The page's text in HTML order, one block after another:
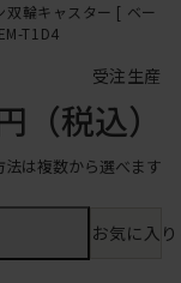
双輪キャスター [ ベー
T1D4
受注生産
（税込）
法は複数から選べます
お気に入